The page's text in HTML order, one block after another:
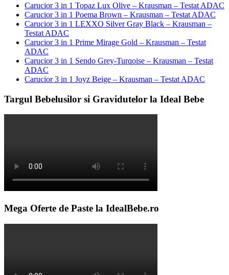
Carucior 3 in 1 Topaz Lux Olive – Krausman – Testat ADAC
Carucior 3 in 1 Poema Brown – Krausman – Testat ADAC
Carucior 3 in 1 LEXXO Silver Gray Black – Krausman –
Testat ADAC
Carucior 3 in 1 Prime Mirage Gold – Krausman – Testat
ADAC
Carucior 3 in 1 Sendo Grey-Turqoise – Krausman – Testat
ADAC
Carucior 3 in 1 Joyz Beige – Krausman – Testat ADAC
Targul Bebelusilor si Gravidutelor la Ideal Bebe
Mega Oferte de Paste la IdealBebe.ro